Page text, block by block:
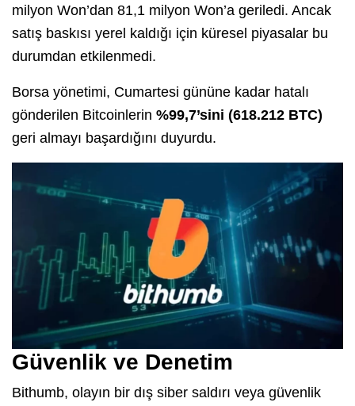
milyon Won’dan 81,1 milyon Won’a geriledi. Ancak
satış baskısı yerel kaldığı için küresel piyasalar bu
durumdan etkilenmedi.
Borsa yönetimi, Cumartesi gününe kadar hatalı
gönderilen Bitcoinlerin %99,7’sini (618.212 BTC)
geri almayı başardığını duyurdu.
Güvenlik ve Denetim
Bithumb, olayın bir dış siber saldırı veya güvenlik